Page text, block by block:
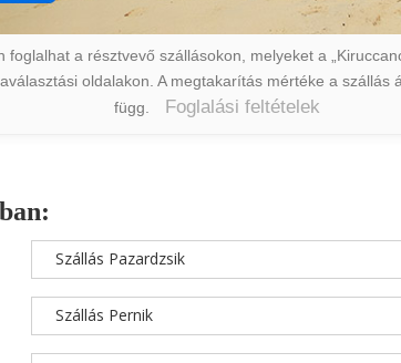
foglalhat a résztvevő szállásokon, melyeket a
oldalakon. A megtakarítás mértéke a szállás
függ.
Foglalási feltételek
Szállás Pazardzsik
Szállás Pernik